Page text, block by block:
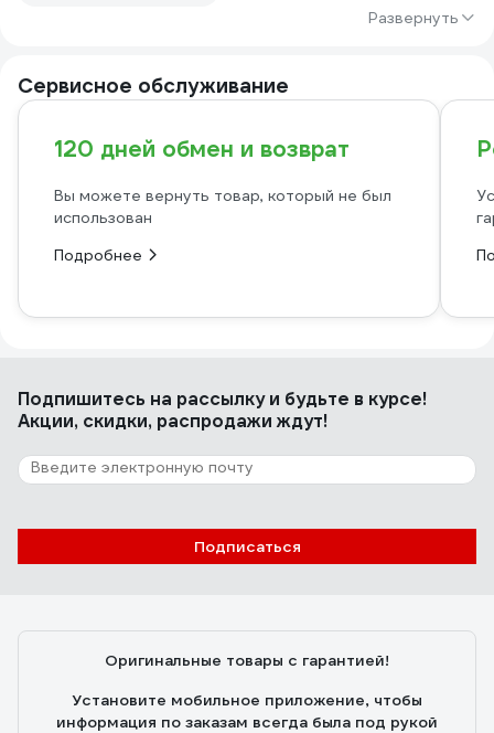
Развернуть
Сервисное обслуживание
120 дней обмен и возврат
Вы можете вернуть товар, который не был
использован
Подробнее
Подпишитесь на рассылкуи будьте в курсе!
Акции, скидки, распродажи ждут!
Подписаться
Оригинальные товары с гарантией!
Установите мобильное приложение, чтобы
информация по заказам всегда была под рукой